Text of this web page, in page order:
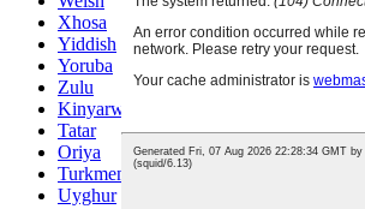
Xhosa
Yiddish
Yoruba
Zulu
Kinyarwanda
Tatar
Oriya
Turkmen
Uyghur